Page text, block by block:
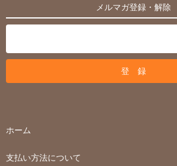
メルマガ登録・解除
ホーム
支払い方法について